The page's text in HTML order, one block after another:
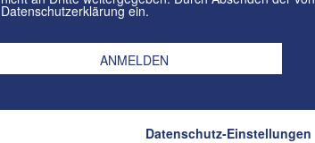
Datenschutzerklärung ein.
Datenschutz-Einstellungen